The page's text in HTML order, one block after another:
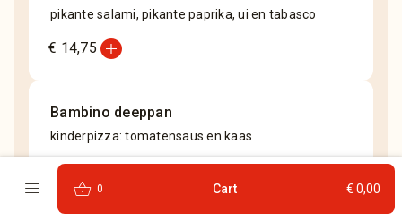
pikante salami, pikante paprika, ui en tabasco
€ 14,75 add_circle
Bambino deeppan
kinderpizza: tomatensaus en kaas
€ 14,75add_circle
menu shopping_basket 0 Cart € 0,00